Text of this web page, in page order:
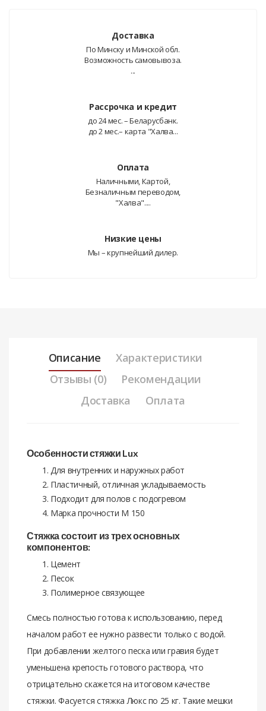
Доставка
По Минску и Минской обл.
Возможность самовывоза.
...
Рассрочка и кредит
до 24 мес. – Беларусбанк.
до 2 мес.– карта "Халва...
Оплата
Наличными, Картой,
Безналичным переводом,
"Халва"....
Низкие цены
Мы – крупнейший дилер.
Описание
Характеристики
Отзывы (0)
Рекомендации
Доставка
Оплата
Особенности стяжки Lux
Для внутренних и наружных работ
Пластичный, отличная укладываемость
Подходит для полов с подогревом
Марка прочности М 150
Стяжка состоит из трех основных
компонентов:
Цемент
Песок
Полимерное связующее
Смесь полностью готова к использованию, перед
началом работ ее нужно развести только с водой.
При добавлении желтого песка или гравия будет
уменьшена крепость готового раствора, что
отрицательно скажется на итоговом качестве
стяжки. Фасуется стяжка Люкс по 25 кг. Такие мешки